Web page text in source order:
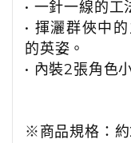
• 一針一線的工
• 揮灑群俠中的
的英姿。
• 內裝2張角色
※商品規格： 約